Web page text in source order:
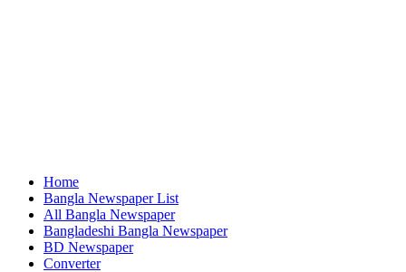
Home
Bangla Newspaper List
All Bangla Newspaper
Bangladeshi Bangla Newspaper
BD Newspaper
Converter